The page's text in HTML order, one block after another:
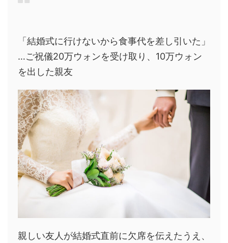
「結婚式に行けないから食事代を差し引いた」
…ご祝儀20万ウォンを受け取り、10万ウォン
を出した親友
親しい友人が結婚式直前に欠席を伝えたうえ、